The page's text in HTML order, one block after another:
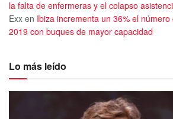
la falta de enfermeras y el colapso
Exx en Ibiza incrementa un 36% el
2019 con buques de mayor capacidad
Lo más leído